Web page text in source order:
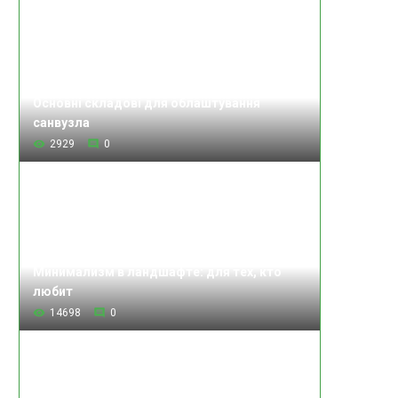
санвузла
2929 0
любит
14698 0